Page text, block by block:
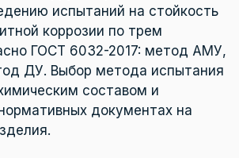
испытаний на стойкость
коррозии по трем
ГОСТ 6032-2017: метод АМУ,
ДУ. Выбор метода испытания
составом и
документах на